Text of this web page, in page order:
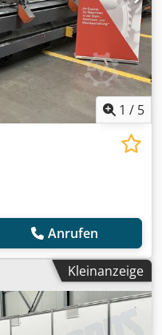
1 / 5
Anrufen
Kleinanzeige